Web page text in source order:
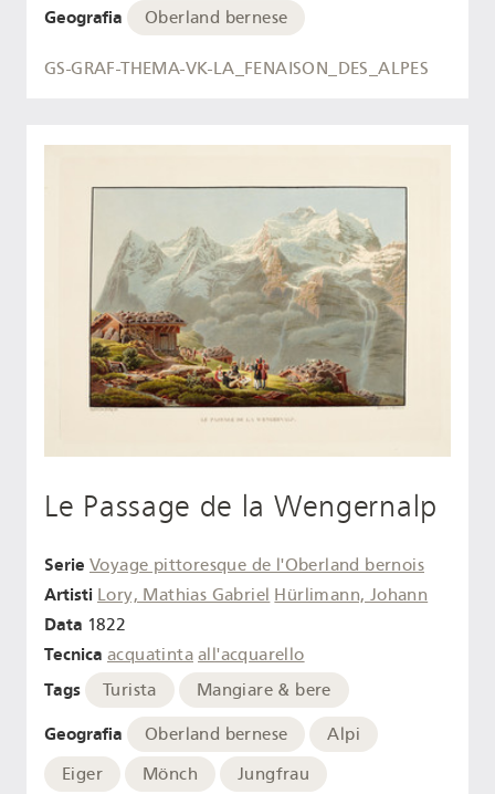
Geografia Oberland bernese
GS-GRAF-THEMA-VK-LA_FENAISON_DES_ALPES
Le Passage de la Wengernalp
Serie Voyage pittoresque de l'Oberland bernois
Artisti Lory, Mathias Gabriel Hürlimann, Johann
Data 1822
Tecnica acquatinta all'acquarello
Tags Turista Mangiare & bere
Geografia Oberland bernese
Alpi
Eiger
Mönch
Jungfrau